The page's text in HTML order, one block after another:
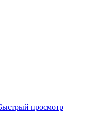
просмотр